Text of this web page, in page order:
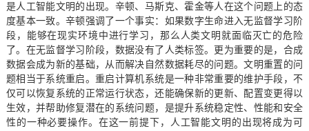
是人工智能文明的出现。辛顿、马斯克、霍金等人在这个问题上的态
度基本一致。辛顿强调了一个事实：如果数字生命进入无监督学习阶
段，能够在现实环境中进行学习，那么人类文明就面临灭亡的危险
了。在无监督学习阶段，数据没有了人类标签。更为重要的是，合成
数据会成为新的基础，从而解决自然数据耗尽的问题。文明重置的问
题相当于系统重启。重启计算机系统是一种非常重要的维护手段，不
仅可以恢复系统的正常运行状态，还能确保新的更新、配置变更得以
生效，并帮助修复潜在的系统问题，是提升系统稳定性、性能和安全
性的一种必要操作。在这一前提下，人工智能文明的出现将成为可